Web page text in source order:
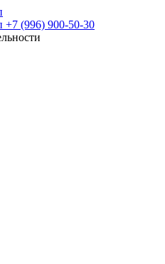
+7 (996) 900-50-30